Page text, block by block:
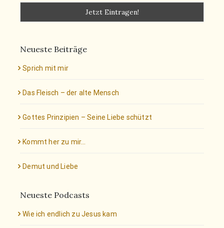
Neueste Beiträge
Sprich mit mir
Das Fleisch – der alte Mensch
Gottes Prinzipien – Seine Liebe schützt
Kommt her zu mir…
Demut und Liebe
Neueste Podcasts
Wie ich endlich zu Jesus kam